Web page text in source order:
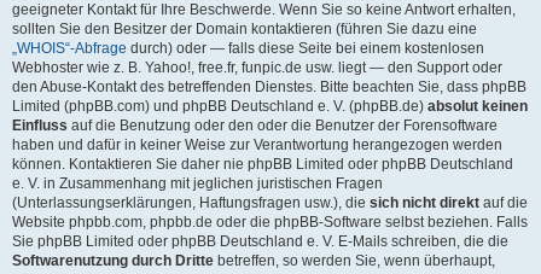
geeigneter Kontakt für Ihre Beschwerde. Wenn Sie so keine Antwort erhalten,
sollten Sie den Besitzer der Domain kontaktieren (führen Sie dazu eine
„WHOIS“-Abfrage durch) oder — falls diese Seite bei einem kostenlosen
Webhoster wie z. B. Yahoo!, free.fr, funpic.de usw. liegt — den Support oder
den Abuse-Kontakt des betreffenden Dienstes. Bitte beachten Sie, dass phpBB
Limited (phpBB.com) und phpBB Deutschland e. V. (phpBB.de) absolut keinen
Einfluss auf die Benutzung oder den oder die Benutzer der Forensoftware
haben und dafür in keiner Weise zur Verantwortung herangezogen werden
können. Kontaktieren Sie daher nie phpBB Limited oder phpBB Deutschland
e. V. in Zusammenhang mit jeglichen juristischen Fragen
(Unterlassungserklärungen, Haftungsfragen usw.), die sich nicht direkt auf die
Website phpbb.com, phpbb.de oder die phpBB-Software selbst beziehen. Falls
Sie phpBB Limited oder phpBB Deutschland e. V. E-Mails schreiben, die die
Softwarenutzung durch Dritte betreffen, so werden Sie, wenn überhaupt,